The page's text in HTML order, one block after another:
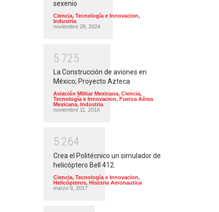
sexenio
Ciencia, Tecnología e Innovacion,
Industria
noviembre 28, 2024
5 725
La Construcción de aviones en
México; Proyecto Azteca
Aviación Militar Mexicana, Ciencia,
Tecnología e Innovacion, Fuerza Aérea
Mexicana, Industria
noviembre 11, 2016
5 264
Crea el Politécnico un simulador de
helicóptero Bell 412.
Ciencia, Tecnología e Innovacion,
Helicópteros, Historia Aeronautica
marzo 9, 2017